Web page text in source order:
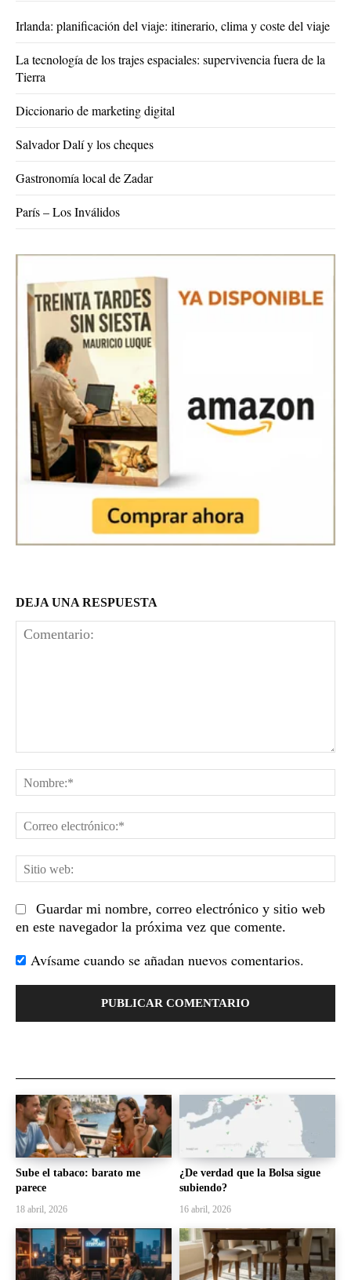
DEJA UNA RESPUESTA
Guardar mi nombre, correo electrónico y sitio web
en este navegador la próxima vez que comente.
Avísame cuando se añadan nuevos comentarios.
Irlanda: planificación del viaje: itinerario, clima y coste del viaje
La tecnología de los trajes espaciales: supervivencia fuera de la
Tierra
Diccionario de marketing digital
Salvador Dalí y los cheques
Gastronomía local de Zadar
París – Los Inválidos
Sube el tabaco: barato me
parece
18 abril, 2026
¿De verdad que la Bolsa sigue
subiendo?
16 abril, 2026